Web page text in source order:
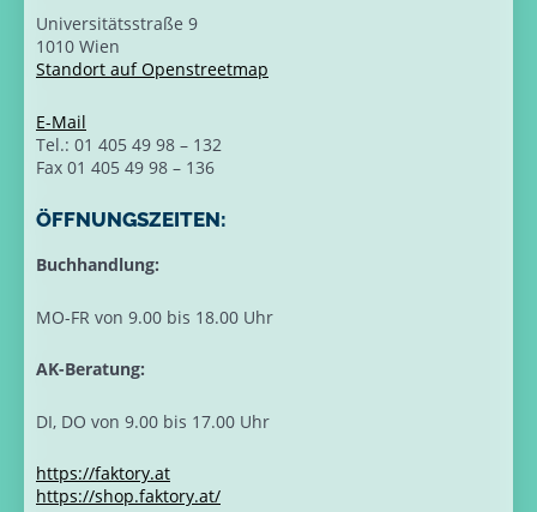
Universitätsstraße 9
1010 Wien
Standort auf Openstreetmap
E-Mail
Tel.: 01 405 49 98 – 132
Fax 01 405 49 98 – 136
ÖFFNUNGSZEITEN:
Buchhandlung:
MO-FR von 9.00 bis 18.00 Uhr
AK-Beratung:
DI, DO von 9.00 bis 17.00 Uhr
https://faktory.at
https://shop.faktory.at/